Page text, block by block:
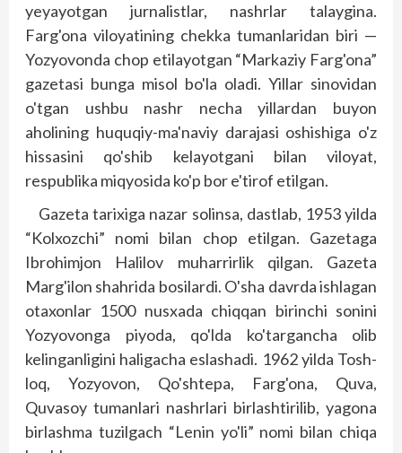
yeyayotgan jurnalistlar, nashrlar talaygina.
Farg'ona viloyatining chekka tumanlaridan biri —
Yoz­yovonda chop etilayotgan “Markaziy Farg'ona”
gazetasi bunga misol bo'la oladi. Yillar sinovidan
o'tgan ushbu nashr necha yillardan buyon
aholining huquqiy-ma'naviy darajasi oshishiga o'z
hissasini qo'shib kelayotgani bilan viloyat,
respublika miqyosida ko'p bor e'tirof etilgan.
Gazeta tarixiga nazar solinsa, dastlab, 1953 yilda
“Kolxozchi” nomi bilan chop etilgan. Gazetaga
Ibrohimjon Halilov muharrirlik qilgan. Gazeta
Marg'ilon shahrida bosilardi. O'sha davrda ishlagan
otaxonlar 1500 nusxada chiqqan birinchi sonini
Yozyovonga piyoda, qo'lda ko'targancha olib
kelinganligini haligacha eslashadi. 1962 yilda Tosh­
loq, Yozyovon, Qo'shtepa, Farg'ona, Quva,
Quvasoy tumanlari nashrlari birlashtirilib, yagona
birlashma tuzilgach “Lenin yo'li” nomi bilan chiqa